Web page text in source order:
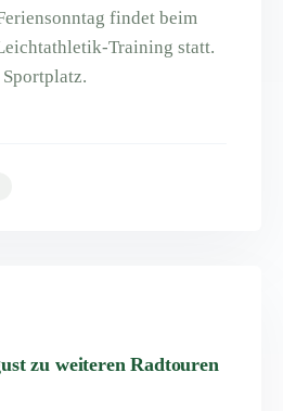
findet beim
Training statt.
zu weiteren Radtouren